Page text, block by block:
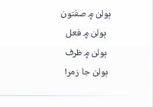
ٻولن ۾ صفتون
ٻولن ۾ فعل
ٻولن ۾ ظرف
ٻولن جا زمرا